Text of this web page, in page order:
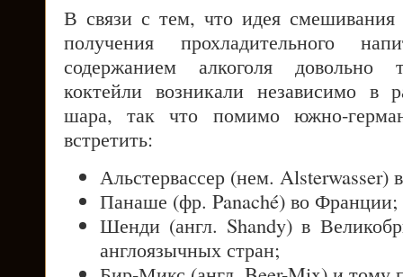
В связи с тем, что идея
получения прохладительного
содержанием алкоголя довольно
коктейли возникали независимо в
шара, так что помимо южно-
встретить:
Альстервассер (нем. Alsterwasser)
Панаше (фр. Panaché) во Франции;
Шенди (англ. Shandy) в
англоязычных стран;